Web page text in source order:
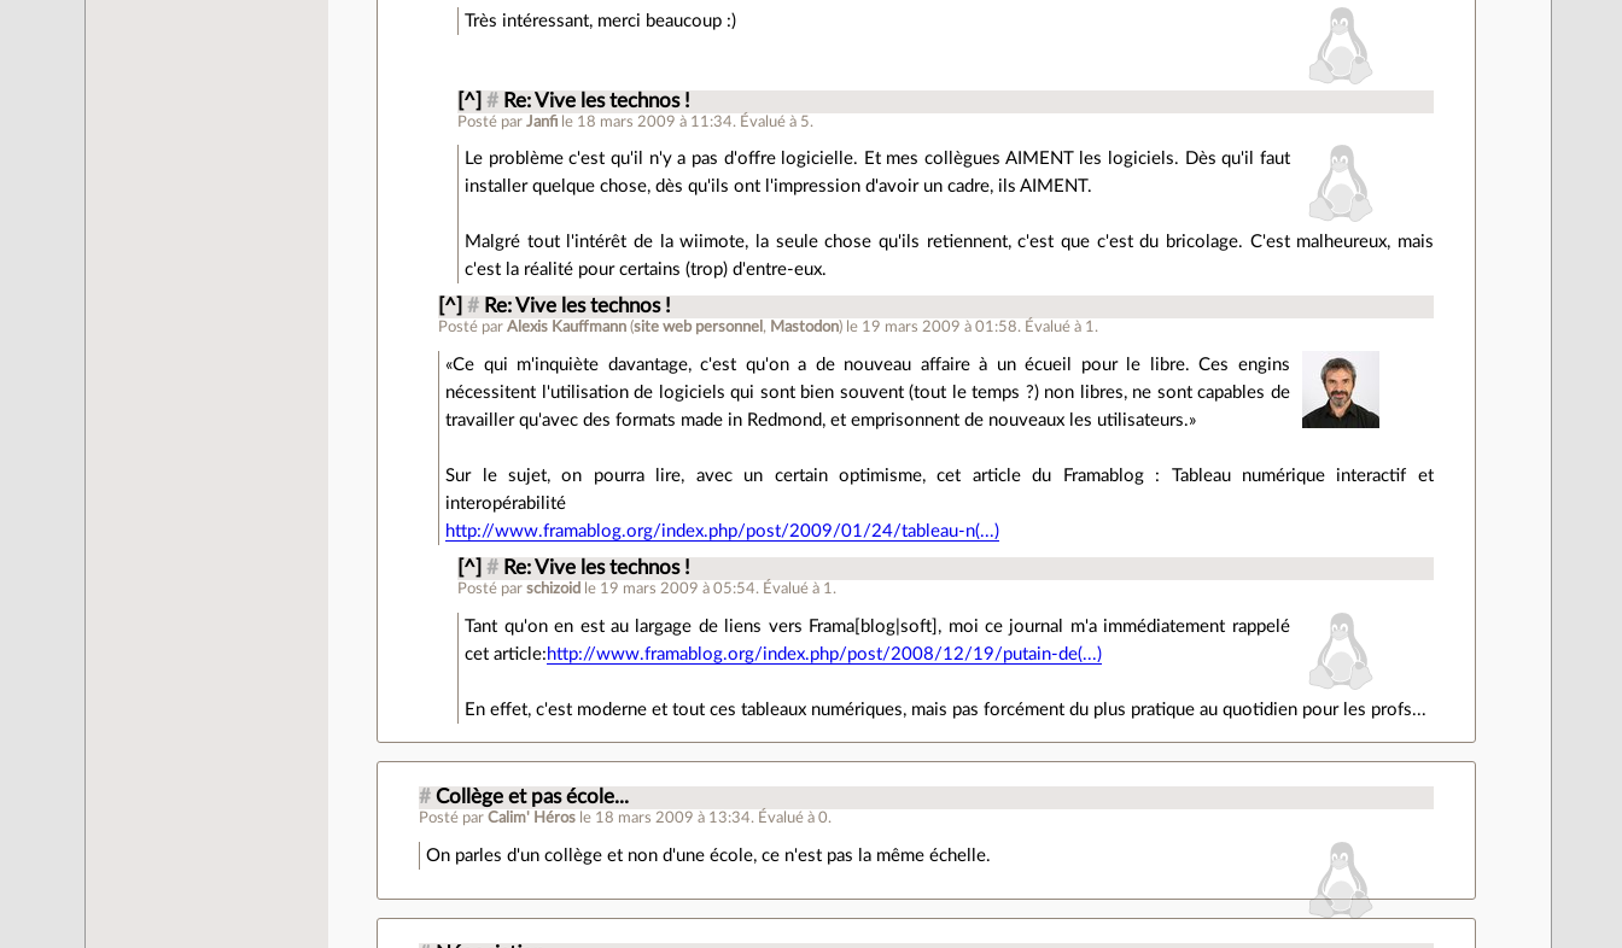
Très intéressant, merci beaucoup :)
[^] # Re: Vive les technos !
Posté parJanfi le 18 mars 2009 à 11:34. Évalué à 5.
Le problème c'est qu'il n'y a pas d'offre logicielle. Et mes collègues AIMENT les logiciels. Dès qu'il faut
installer quelque chose, dès qu'ils ont l'impression d'avoir un cadre, ils AIMENT.
Malgré tout l'intérêt de la wiimote, la seule chose qu'ils retiennent, c'est que c'est du bricolage. C'est malheureux, mais
c'est la réalité pour certains (trop) d'entre-eux.
[^] # Re: Vive les technos !
Posté parAlexis Kauffmann (site web personnel , Mastodon) le 19 mars 2009 à 01:58. Évalué à 1.
Ce qui m'inquiète davantage, c'est qu'on a de nouveau affaire à un écueil pour le libre. Ces engins
nécessitent l'utilisation de logiciels qui sont bien souvent (tout le temps ?) non libres, ne sont capables de
travailler qu'avec des formats made in Redmond, et emprisonnent de nouveaux les utilisateurs.
Sur le sujet, on pourra lire, avec un certain optimisme, cet article du Framablog : Tableau numérique interactif et
interopérabilité
http://www.framablog.org/index.php/post/2009/01/24/tableau-n(...)
[^] # Re: Vive les technos !
Posté parschizoid le 19 mars 2009 à 05:54. Évalué à 1 .
Tant qu'on en est au largage de liens vers Frama[blog|soft], moi ce journal m'a immédiatement rappelé
cet article: http://www.framablog.org/index.php/post/2008/12/19/putain-de(...)
En effet, c'est moderne et tout ces tableaux numériques, mais pas forcément du plus pratique au quotidien pour les profs...
# Collège et pas école...
Posté parCalim' Héros le 18 mars 2009 à 13:34. Évalué à0.
On parles d'un collège et non d'une école, ce n'est pas la même échelle.